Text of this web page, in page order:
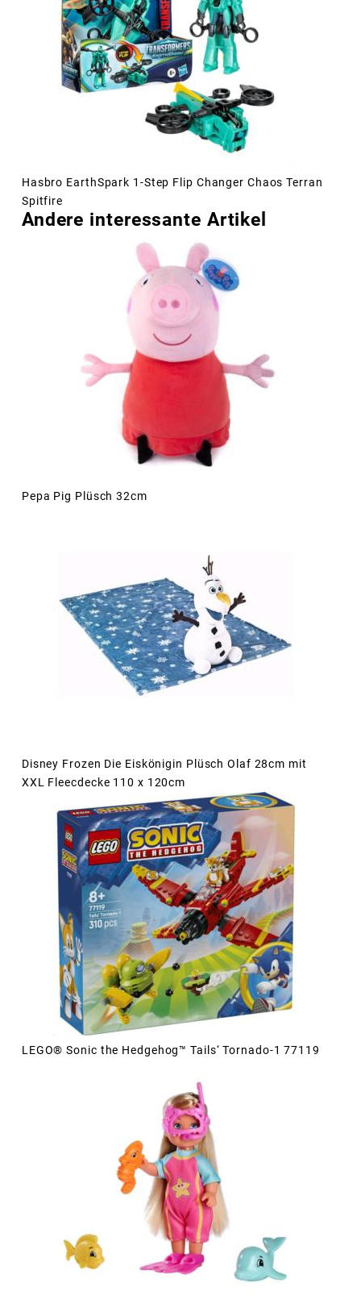
Hasbro EarthSpark 1-Step Flip Changer Chaos Terran
Spitfire
Andere interessante Artikel
Pepa Pig Plüsch 32cm
Disney Frozen Die Eiskönigin Plüsch Olaf 28cm mit
XXL Fleecdecke 110 x 120cm
LEGO® Sonic the Hedgehog™ Tails‘ Tornado-1 77119